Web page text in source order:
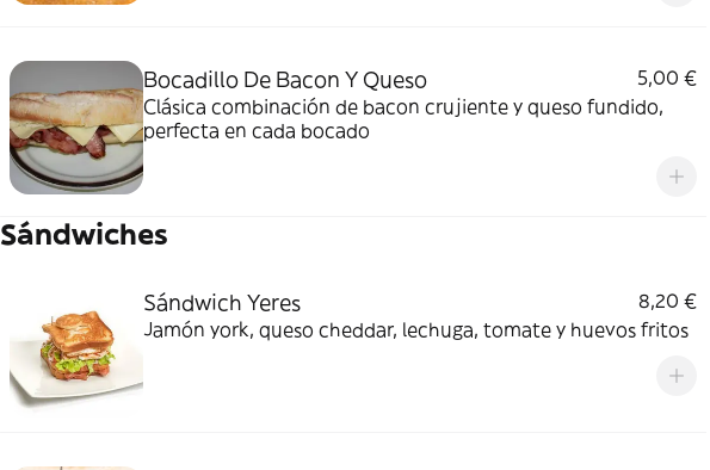
Bocadillo De Bacon Y Queso
5,00 €
Clásica combinación de bacon crujiente y queso fundido,
perfecta en cada bocado
Sándwiches
Sándwich Yeres
8,20 €
Jamón york, queso cheddar, lechuga, tomate y huevos fritos